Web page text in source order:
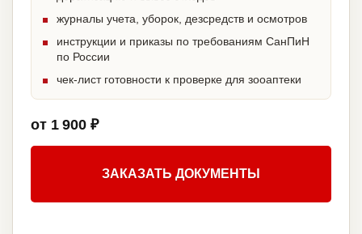
журналы учета, уборок, дезсредств и осмотров
инструкции и приказы по требованиям СанПиН
по России
чек-лист готовности к проверке для зооаптеки
от 1 900 ₽
ЗАКАЗАТЬ ДОКУМЕНТЫ